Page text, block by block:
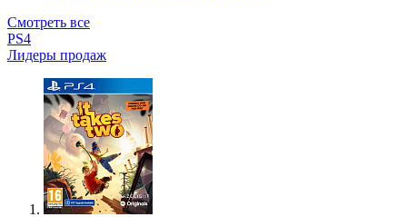
Смотреть все
PS4
Лидеры продаж